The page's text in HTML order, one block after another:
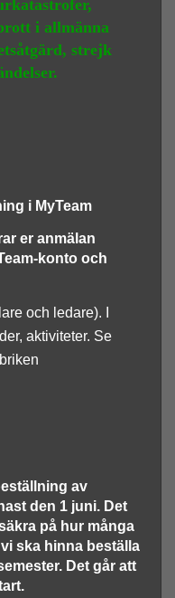
i allmänna
strejk
i MyTeam
er anmälan
konto och
och ledare). I
aktiviteter. Se
av
den 1 juni. Det
på hur många
ska hinna beställa
Det går att